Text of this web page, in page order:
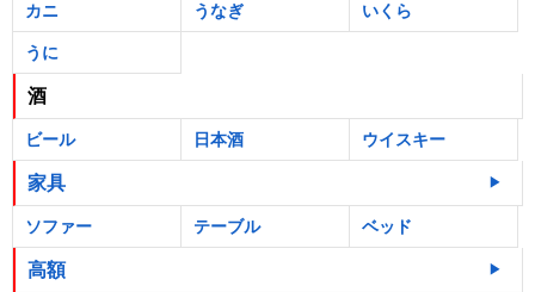
カニ うなぎ いくら
うに
酒
ビール 日本酒 ウイスキー
家具
ソファー テーブル ベッド
高額